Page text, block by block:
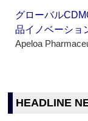
グローバル
品イノベーショ
Apeloa
HEADLINE